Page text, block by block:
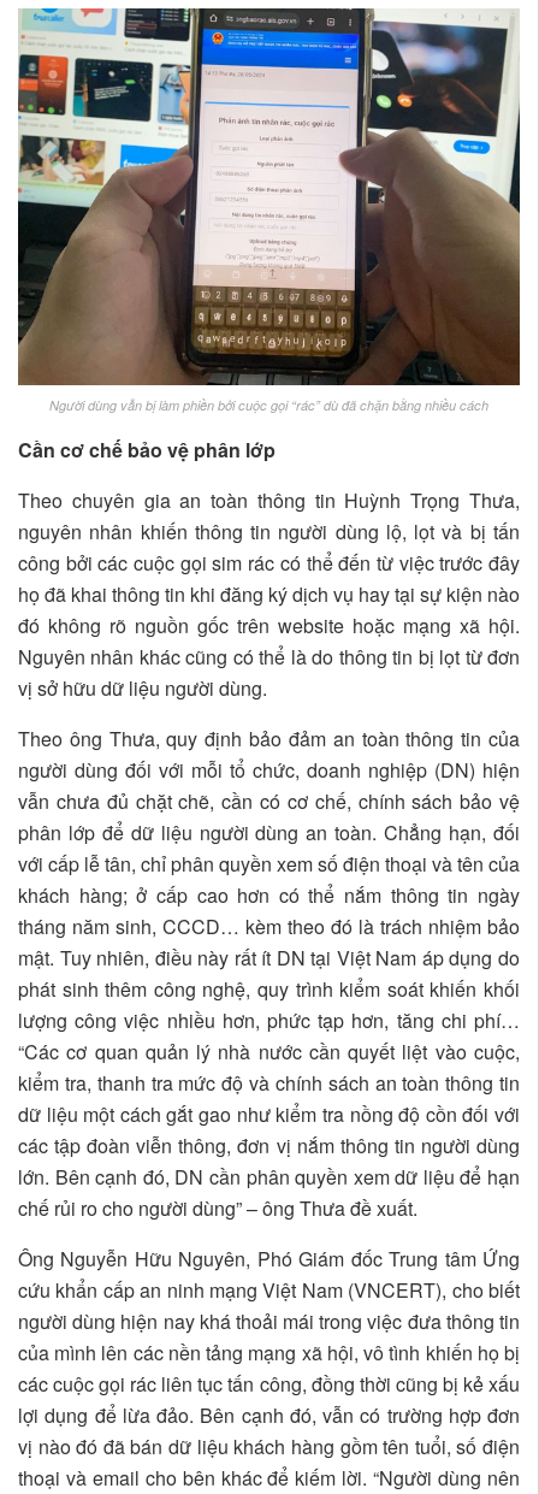
Người dùng vẫn bị làm phiền bởi cuộc gọi “rác” dù đã chặn bằng nhiều cách
Cần cơ chế bảo vệ phân lớp
Theo chuyên gia an toàn thông tin Huỳnh Trọng Thưa,
nguyên nhân khiến thông tin người dùng lộ, lọt và bị tấn
công bởi các cuộc gọi sim rác có thể đến từ việc trước đây
họ đã khai thông tin khi đăng ký dịch vụ hay tại sự kiện nào
đó không rõ nguồn gốc trên website hoặc mạng xã hội.
Nguyên nhân khác cũng có thể là do thông tin bị lọt từ đơn
vị sở hữu dữ liệu người dùng.
Theo ông Thưa, quy định bảo đảm an toàn thông tin của
người dùng đối với mỗi tổ chức, doanh nghiệp (DN) hiện
vẫn chưa đủ chặt chẽ, cần có cơ chế, chính sách bảo vệ
phân lớp để dữ liệu người dùng an toàn. Chẳng hạn, đối
với cấp lễ tân, chỉ phân quyền xem số điện thoại và tên của
khách hàng; ở cấp cao hơn có thể nắm thông tin ngày
tháng năm sinh, CCCD… kèm theo đó là trách nhiệm bảo
mật. Tuy nhiên, điều này rất ít DN tại Việt Nam áp dụng do
phát sinh thêm công nghệ, quy trình kiểm soát khiến khối
lượng công việc nhiều hơn, phức tạp hơn, tăng chi phí…
“Các cơ quan quản lý nhà nước cần quyết liệt vào cuộc,
kiểm tra, thanh tra mức độ và chính sách an toàn thông tin
dữ liệu một cách gắt gao như kiểm tra nồng độ cồn đối với
các tập đoàn viễn thông, đơn vị nắm thông tin người dùng
lớn. Bên cạnh đó, DN cần phân quyền xem dữ liệu để hạn
chế rủi ro cho người dùng” – ông Thưa đề xuất.
Ông Nguyễn Hữu Nguyên, Phó Giám đốc Trung tâm Ứng
cứu khẩn cấp an ninh mạng Việt Nam (VNCERT), cho biết
người dùng hiện nay khá thoải mái trong việc đưa thông tin
của mình lên các nền tảng mạng xã hội, vô tình khiến họ bị
các cuộc gọi rác liên tục tấn công, đồng thời cũng bị kẻ xấu
lợi dụng để lừa đảo. Bên cạnh đó, vẫn có trường hợp đơn
vị nào đó đã bán dữ liệu khách hàng gồm tên tuổi, số điện
thoại và email cho bên khác để kiếm lời. “Người dùng nên